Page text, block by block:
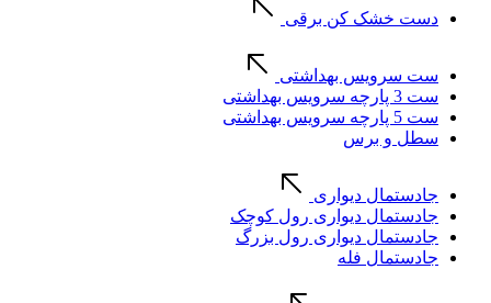
دست خشک کن برقی
ست سرویس بهداشتی
ست 3 پارچه سرویس بهداشتی
ست 5 پارچه سرویس بهداشتی
سطل و برس
جادستمال دیواری
جادستمال دیواری رول کوچک
جادستمال دیواری رول بزرگ
جادستمال فله